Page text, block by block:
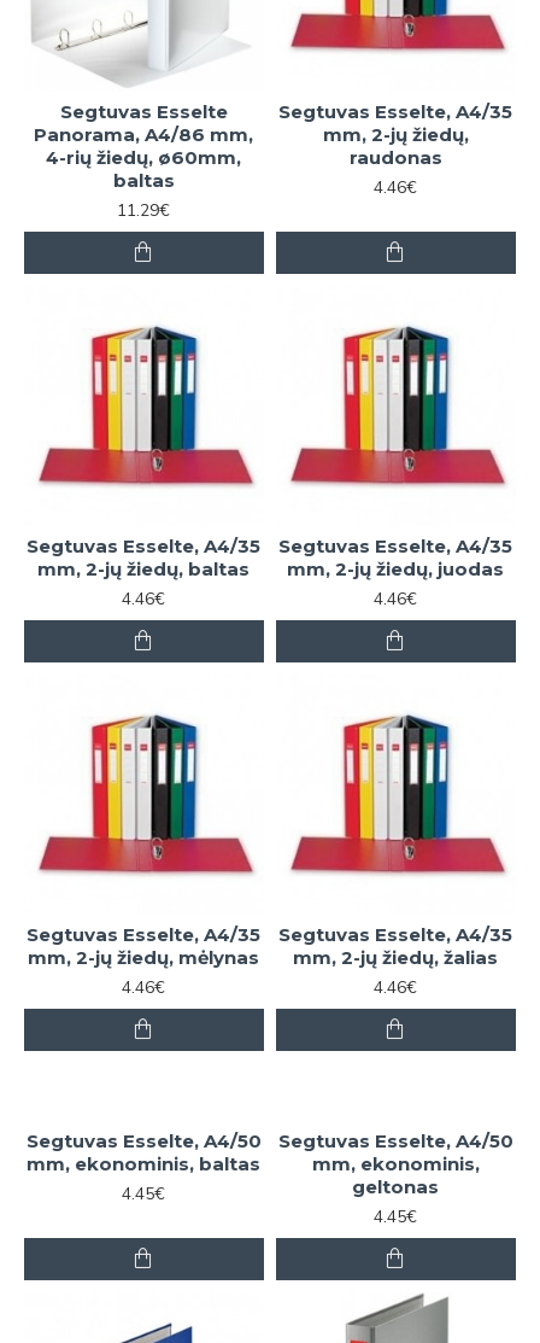
Segtuvas Esselte
Panorama, A4/86 mm,
4-rių žiedų, ø60mm,
baltas
11.29€
Segtuvas Esselte, A4/35
mm, 2-jų žiedų,
raudonas
4.46€
Segtuvas Esselte, A4/35
mm, 2-jų žiedų, baltas
4.46€
Segtuvas Esselte, A4/35
mm, 2-jų žiedų, juodas
4.46€
Segtuvas Esselte, A4/35
mm, 2-jų žiedų, mėlynas
4.46€
Segtuvas Esselte, A4/35
mm, 2-jų žiedų, žalias
4.46€
Segtuvas Esselte, A4/50
mm, ekonominis, baltas
4.45€
Segtuvas Esselte, A4/50
mm, ekonominis,
geltonas
4.45€